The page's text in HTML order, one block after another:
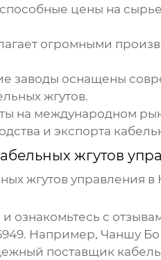
цены на
огромными
заводы оснащены
жгутов.
на международном
и экспорта
жгутов
жгутов управления в
ознакомьтесь с
Например, Чаншу
поставщик